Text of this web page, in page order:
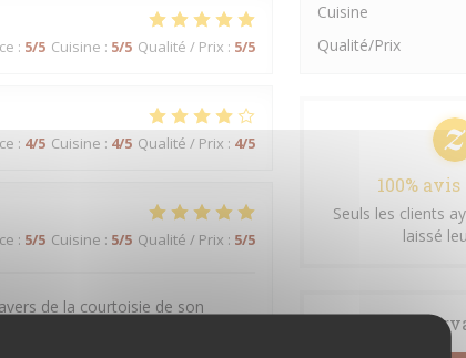
: 5/5 Cuisine : 5/5 Qualité / Prix : 5/5
: 4/5 Cuisine : 4/5 Qualité / Prix : 4/5
: 5/5 Cuisine : 5/5 Qualité / Prix : 5/5
de la courtoisie de son
Cuisine
Qualité/Prix
100%
Seuls les clients
laissé